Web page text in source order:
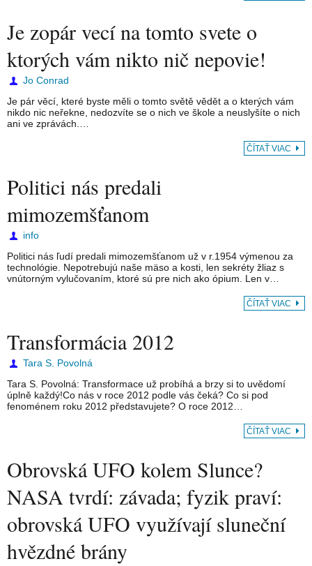
Je zopár vecí na tomto svete o
ktorých vám nikto nič nepovie!
Jo Conrad
Je pár věcí, které byste měli o tomto světě vědět a o kterých vám
nikdo nic neřekne, nedozvíte se o nich ve škole a neuslyšíte o nich
ani ve zprávách.…
ČÍTAŤ VIAC
Politici nás predali
mimozemšťanom
info
Politici nás ľudí predali mimozemšťanom už v r.1954 výmenou za
technológie. Nepotrebujú naše mäso a kosti, len sekréty žliaz s
vnútorným vylučovaním, ktoré sú pre nich ako ópium. Len v…
ČÍTAŤ VIAC
Transformácia 2012
Tara S. Povolná
Tara S. Povolná: Transformace už probíhá a brzy si to uvědomí
úplně každý!Co nás v roce 2012 podle vás čeká? Co si pod
fenoménem roku 2012 představujete? O roce 2012…
ČÍTAŤ VIAC
Obrovská UFO kolem Slunce?
NASA tvrdí: závada; fyzik praví:
obrovská UFO využívají sluneční
hvězdné brány